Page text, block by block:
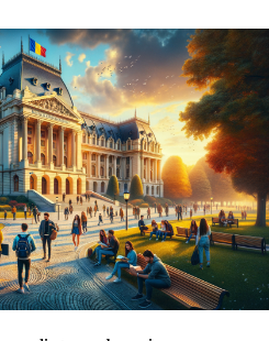
pentru
nu doar că ajută la
părinte și copil, dar aduce
pentru întreaga familie:
mari obstacole în relațiile
este lipsa de comunicare.